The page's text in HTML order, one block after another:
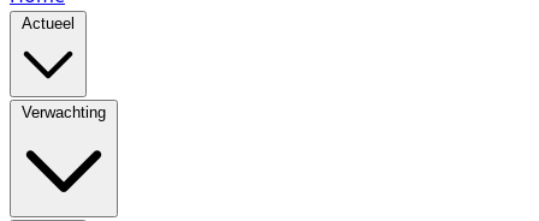
Actueel
Verwachting